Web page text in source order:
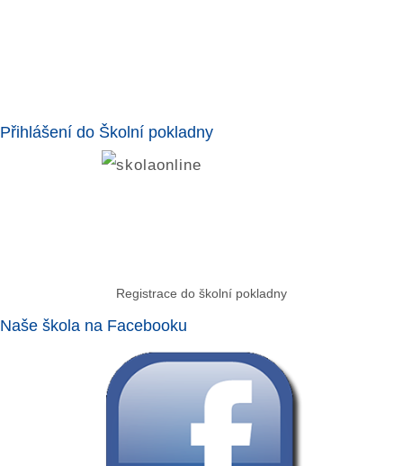
Přihlášení do Školní pokladny
Registrace do školní pokladny
Naše škola na Facebooku